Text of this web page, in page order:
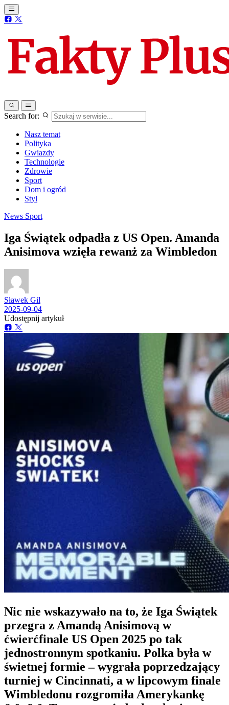
Search for:
Nasz temat
Polityka
Gwiazdy
Technologie
Zdrowie
Sport
Dom i ogród
Styl
News Sport
Iga Świątek odpadła z US Open. Amanda
Anisimova wzięła rewanż za Wimbledon
Sławek Gil
2025-09-04
Udostępnij artykuł
Nic nie wskazywało na to, że Iga Świątek
przegra z Amandą Anisimovą w
ćwierćfinale US Open 2025 po tak
jednostronnym spotkaniu. Polka była w
świetnej formie – wygrała poprzedzający
turniej w Cincinnati, a w lipcowym finale
Wimbledonu rozgromiła Amerykankę